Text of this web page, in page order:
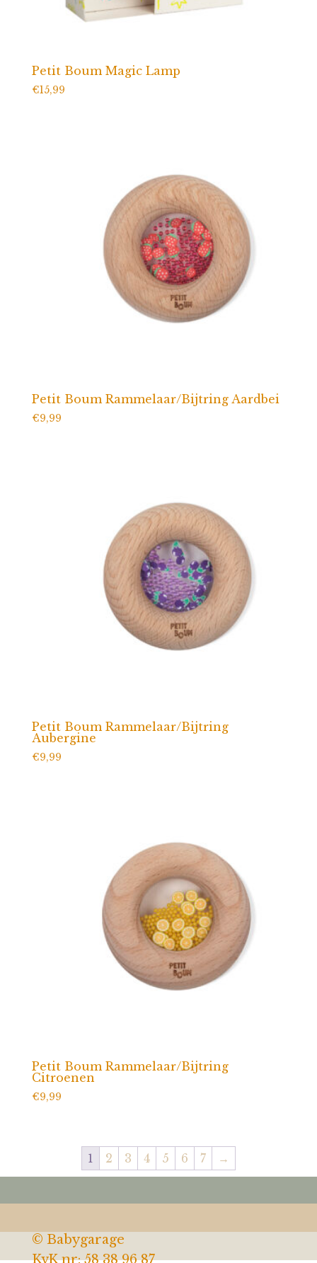
Petit Boum Magic Lamp
€15,99
Petit Boum Rammelaar/Bijtring Aardbei
€9,99
Petit Boum Rammelaar/Bijtring
Aubergine
€9,99
Petit Boum Rammelaar/Bijtring
Citroenen
€9,99
1 2 3 4 5 6 7 →
© Babygarage
KvK nr: 58 38 96 87